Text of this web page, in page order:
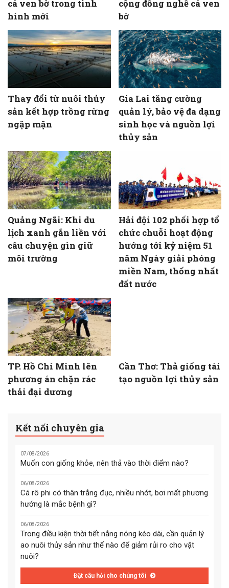
cá ven bờ trong tình
hình mới
cộng đồng nghề cá ven
bờ
Thay đổi từ nuôi thủy
sản kết hợp trồng rừng
ngập mặn
Gia Lai tăng cường
quản lý, bảo vệ đa dạng
sinh học và nguồn lợi
thủy sản
Quảng Ngãi: Khi du
lịch xanh gắn liền với
câu chuyện gìn giữ
môi trường
Hải đội 102 phối hợp tổ
chức chuỗi hoạt động
hướng tới kỷ niệm 51
năm Ngày giải phóng
miền Nam, thống nhất
đất nước
TP. Hồ Chí Minh lên
phương án chặn rác
thải đại dương
Cần Thơ: Thả giống tái
tạo nguồn lợi thủy sản
Kết nối chuyên gia
07/08/2026
Muốn con giống khỏe, nên thả vào thời điểm nào?
06/08/2026
Cá rô phi có thân trắng đục, nhiều nhớt, bơi mất phương
hướng là mắc bệnh gì?
06/08/2026
Trong điều kiện thời tiết nắng nóng kéo dài, cần quản lý
ao nuôi thủy sản như thế nào để giảm rủi ro cho vật
nuôi?
Đặt câu hỏi cho chúng tôi